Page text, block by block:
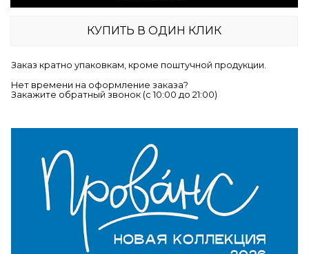
КУПИТЬ В ОДИН КЛИК
Заказ кратно упаковкам, кроме поштучной продукции.
Нет времени на оформление заказа?
Закажите обратный звонок (c 10:00 до 21:00)